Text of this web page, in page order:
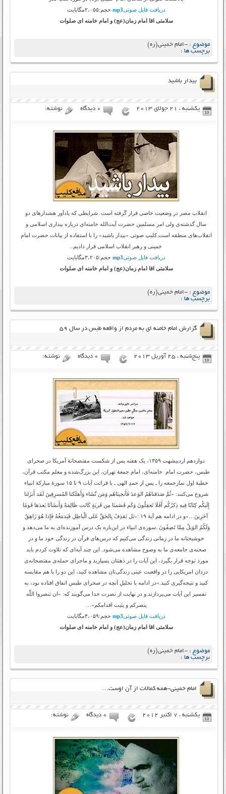
دریافت فایل صوتیmp3 حجم:۲،۰۵۵مگابایت
سلامتی اقا امام زمان(عج) و امام خامنه ای صلوات
موضوع :-امام خمینی(ره)
برچسب ها :
بیدار باشید
یکشنبه ، 21 جولای 2013 ۰ دیدگاه نوشته:
انقلاب مصر در وضعیت خاصی قرار گرفته است. شرایطی که یادآور هشدارهای دو
سال گذشته‌ی ولی امر مسلمین حضرت آیت‌الله خامنه‌ای درباره بیداری اسلامی و
انقلاب‌های منطقه است.کلیپ صوتی «بیدار باشید» را با استفاده از بیانات حضرت امام
خمینی و رهبر انقلاب اسلامی قرار دادیم..
دریافت فایل صوتیmp3 حجم:۳،۲۰۵مگابایت
سلامتی اقا امام زمان(عج) و امام خامنه ای صلوات
موضوع :-امام خمینی(ره)
برچسب ها :
گزارش امام خامنه ای به مردم از واقعه طبس در سال ۵۹
پنج‌شنبه ، 25 آوریل 2013 ۰ دیدگاه نوشته:
دوازدهم اردیبشهت ۱۳۵۹، یک هفته پس از شکست مفتضحانۀ آمریکا در صحرای
طبس، حضرت امام خامنه‌ای، امام جمعۀ تهران، این بزرگ‌شده و معلم مکتب قرآن،
خطبۀ اول نمازجمعه را ـ پس از حمدِ الهی ـ با قرائت آیات ۹ تا ۱۵ سورۀ مبارکۀ انبیاء
شروع می‌کنند: «ثُمَّ صَدَقناهُمُ الوَعدَ فَأَنجینَاهُم وَمَن نَّشَاء وَأَهلَکنا المُسرِفِینَ لَقَد أَنزَلنا
إِلَیکُم کِتَابًا فِیهِ ذِکرُکُم أَفَلَا تَعقِلُونَ وَکَم قَصَمنَا مِن قَریَةٍ کَانَت ظَالِمَةً وَأَنشَأنَا بَعدَها قَومًا
آخَرِینَ…»و در ادامه هم آیۀ ۱۹ :«بَل نَقذِفُ بِالحَقِّ عَلى الْباطِلِ فَیَدمَغُهُ فَإِذا هُوَ زَاهِقٌ
وَلَکُمُ الوَیلُ مِمَّا تَصِفُونَ..سوره‌ى انبیاء در این‌باره یک درس آموزنده‌اى به ما مى‌دهد و
خوشبختانه ما در زمانى زندگى مى‌کنیم که درس‌هاى قرآن در زندگى خود ما و در
صحنه‌ى جامعه‌ى ما به وضوح مشاهده مى‌شود. این چند آیه‌اى که تلاوت کردم باید
مورد توجه قرار بگیرد، این آیات را در ذهنتان بسپارید و ماجراى حمله‌ى مفتضحانه‌ى
دزدان امریکایى را در واقعیت عینى زندگى‌تان مشاهده کنید، این دو را با هم مقایسه
کنید و نتیجه‌گیرى کنید.»در ادامه با تحلیلِ آنچه در صحرای طبس اتفاق افتاده بود، به
تفسیر این آیات می‌پردازند.و در نهایت از نصرت خدا می‌گویند که: «ان تنصروا اللَّه
ینصرکم و یثبت اقدامکم»…
دریافت فایل صوتیmp3 حجم:۴،۰۵۹مگابایت
سلامتی اقا امام زمان(عج) و امام خامنه ای صلوات
موضوع :-امام خمینی(ره)
برچسب ها :
امام خمینی-همه کمالات از آن اوست…
یکشنبه ، 7 اکتبر 2012 ۰ دیدگاه نوشته: